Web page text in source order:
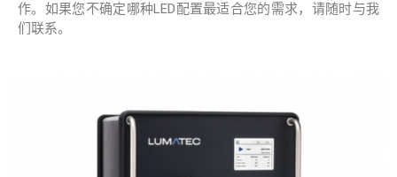
作。如果您不确定哪种LED配置最适合您的需求，请随时与我
们联系。